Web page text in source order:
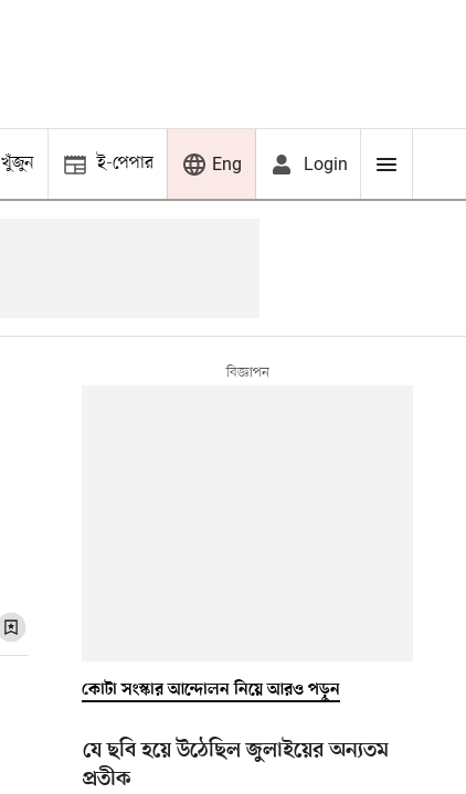
খুঁজুন ই-পেপার Eng Login
কোটা সংস্কার আন্দোলন নিয়ে আরও পড়ুন
যে ছবি হয়ে উঠেছিল জুলাইয়ের অন্যতম
প্রতীক